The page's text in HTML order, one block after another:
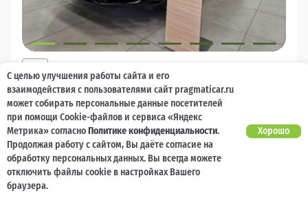
LADA Vesta
Есть предложение?
Улучшим! Ваш кешбек
1 785 000 ₽
1 348 000₽ от 18 986 ₽/мес
Механическая
С целью улучшения работы сайта и его
взаимодействия с пользователями сайт pragmaticar.ru
может собирать персональные данные посетителей
при помощи Cookie-файлов и сервиса «Яндекс
Метрика» согласноПолитике конфиденциальности.
Продолжая работу с сайтом, Вы даёте согласие на
обработку персональных данных. Вы всегда можете
отключить файлы cookie в настройках Вашего
браузера.
Хорошо